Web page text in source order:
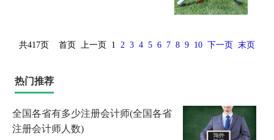
共417页 首页 上一页 1 2 3 4 5 6 7 8 9 10 下一页 末页
热门推荐
全国各省有多少注册会计师(全国各省
注册会计师人数)